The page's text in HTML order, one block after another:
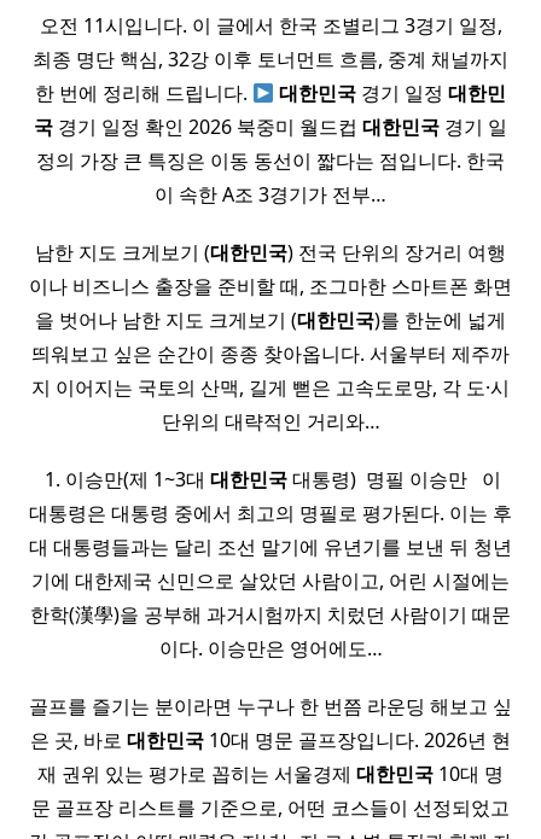
오전 11시입니다. 이 글에서 한국 조별리그 3경기 일정,
최종 명단 핵심, 32강 이후 토너먼트 흐름, 중계 채널까지
한 번에 정리해 드립니다.
대한민국 경기 일정대한민
국 경기 일정 확인 2026 북중미 월드컵 대한민국 경기 일
정의 가장 큰 특징은 이동 동선이 짧다는 점입니다. 한국
이 속한 A조 3경기가 전부…
남한 지도 크게보기 (대한민국) 전국 단위의 장거리 여행
이나 비즈니스 출장을 준비할 때, 조그마한 스마트폰 화면
을 벗어나 남한 지도 크게보기 (대한민국)를 한눈에 넓게
띄워보고 싶은 순간이 종종 찾아옵니다. 서울부터 제주까
지 이어지는 국토의 산맥, 길게 뻗은 고속도로망, 각 도·시
단위의 대략적인 거리와…
​ 1. 이승만(제 1~3대 대한민국대통령) ​ 명필 이승만 ​ ​ 이
대통령은 대통령 중에서 최고의 명필로 평가된다. 이는 후
대 대통령들과는 달리 조선 말기에 유년기를 보낸 뒤 청년
기에 대한제국 신민으로 살았던 사람이고, 어린 시절에는
한학(漢學)을 공부해 과거시험까지 치렀던 사람이기 때문
이다. 이승만은 영어에도…
골프를 즐기는 분이라면 누구나 한 번쯤 라운딩 해보고 싶
은 곳, 바로 대한민국 10대 명문 골프장입니다. 2026년 현
재 권위 있는 평가로 꼽히는 서울경제 대한민국 10대 명
문 골프장 리스트를 기준으로, 어떤 코스들이 선정되었고